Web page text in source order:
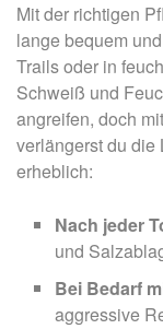
Mit der richtigen
lange bequem
Trails oder in
Schweiß und
angreifen, doch
verlängerst du die
erheblich:
Nach jeder
und
Bei Bedarf
aggressive